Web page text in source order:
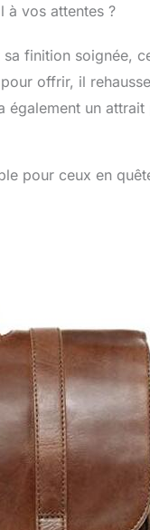
à vos attentes ?
finition soignée,
offrir, il
également un
pour ceux en